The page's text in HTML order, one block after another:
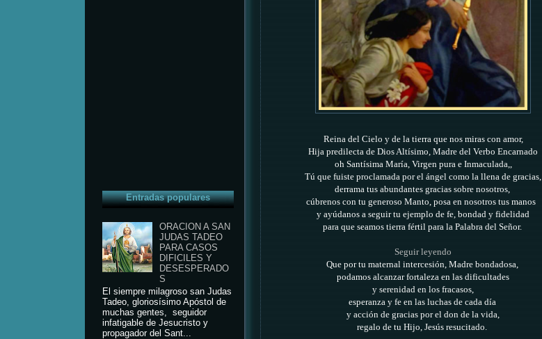
Entradas populares
ORACION A SAN
JUDAS TADEO
PARA CASOS
DIFICILES Y
DESESPERADO
S
El siempre milagroso san Judas
Tadeo, gloriosísimo Apóstol de
muchas gentes, seguidor
infatigable de Jesucristo y
propagador del Sant...
Reina del Cielo y de la tierra que nos miras con amor,
Hija predilecta de Dios Altísimo, Madre del Verbo Encarnado
oh Santísima María, Virgen pura e Inmaculada,,
Tú que fuiste proclamada por el ángel como la llena de gracias,
derrama tus abundantes gracias sobre nosotros,
cúbrenos con tu generoso Manto, posa en nosotros tus manos
y ayúdanos a seguir tu ejemplo de fe, bondad y fidelidad
para que seamos tierra fértil para la Palabra del Señor.
Seguir leyendo
Que por tu maternal intercesión, Madre bondadosa,
podamos alcanzarfortaleza en las dificultades
y serenidad en los fracasos,
esperanza y fe en las luchas de cada día
y acción de gracias por el don de la vida,
regalo de tu Hijo, Jesús resucitado.